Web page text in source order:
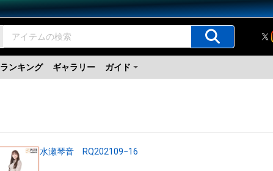
ランキング ギャラリー ガイド
水瀬琴音 RQ202109−16